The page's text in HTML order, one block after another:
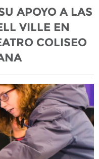
APOYO A LAS
VILLE EN
COLISEO